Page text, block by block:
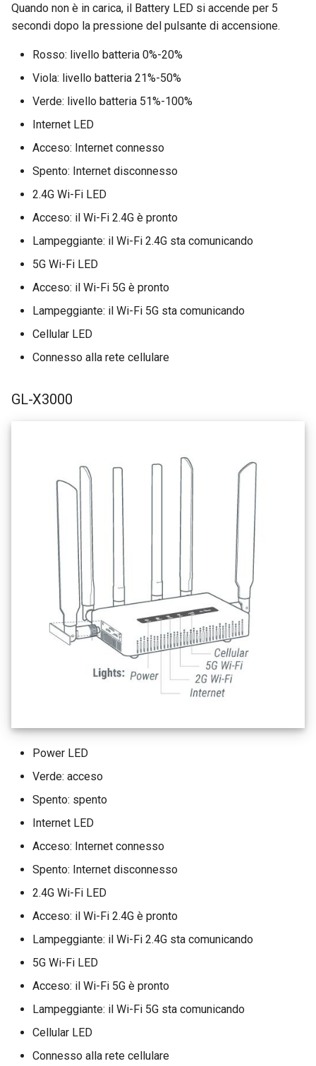
Quando non è in carica, il Battery LED si accende per 5
secondi dopo la pressione del pulsante di accensione.
Rosso: livello batteria 0%-20%
Viola: livello batteria 21%-50%
Verde: livello batteria 51%-100%
Internet LED
Acceso: Internet connesso
Spento: Internet disconnesso
2.4G Wi-Fi LED
Acceso: il Wi-Fi 2.4G è pronto
Lampeggiante: il Wi-Fi 2.4G sta comunicando
5G Wi-Fi LED
Acceso: il Wi-Fi 5G è pronto
Lampeggiante: il Wi-Fi 5G sta comunicando
Cellular LED
Connesso alla rete cellulare
GL-X3000
Power LED
Verde: acceso
Spento: spento
Internet LED
Acceso: Internet connesso
Spento: Internet disconnesso
2.4G Wi-Fi LED
Acceso: il Wi-Fi 2.4G è pronto
Lampeggiante: il Wi-Fi 2.4G sta comunicando
5G Wi-Fi LED
Acceso: il Wi-Fi 5G è pronto
Lampeggiante: il Wi-Fi 5G sta comunicando
Cellular LED
Connesso alla rete cellulare